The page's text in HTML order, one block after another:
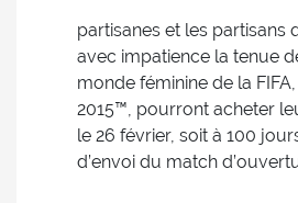
partisanes et les partisans
avec impatience la tenue
monde féminine de la
2015™, pourront acheter
le 26 février, soit à 100
d’envoi du match